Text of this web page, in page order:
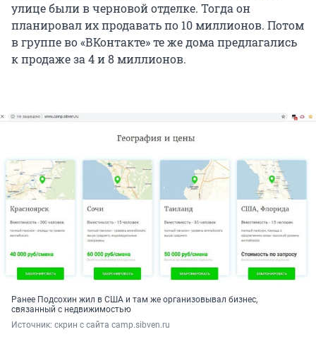
улице были в черновой отделке. Тогда он
планировал их продавать по 10 миллионов. Потом
в группе во «ВКонтакте» те же дома предлагались
к продаже за 4 и 8 миллионов.
Ранее Подсохин жил в США и там же организовывал бизнес,
связанный с недвижимостью
Источник: скрин с сайта camp.sibven.ru